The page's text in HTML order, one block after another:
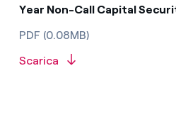
Year Non-Call Capital
PDF (0.08MB)
Scarica